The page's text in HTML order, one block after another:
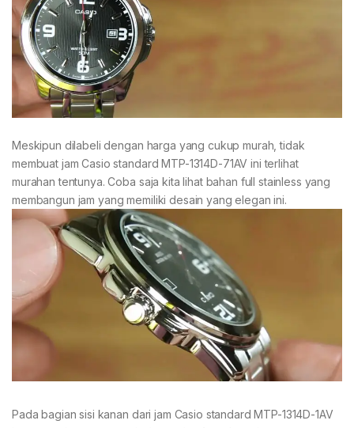
Meskipun dilabeli dengan harga yang cukup murah, tidak
membuat jam Casio standard MTP-1314D-71AV ini terlihat
murahan tentunya. Coba saja kita lihat bahan full stainless yang
membangun jam yang memiliki desain yang elegan ini.
Pada bagian sisi kanan dari jam Casio standard MTP-1314D-1AV